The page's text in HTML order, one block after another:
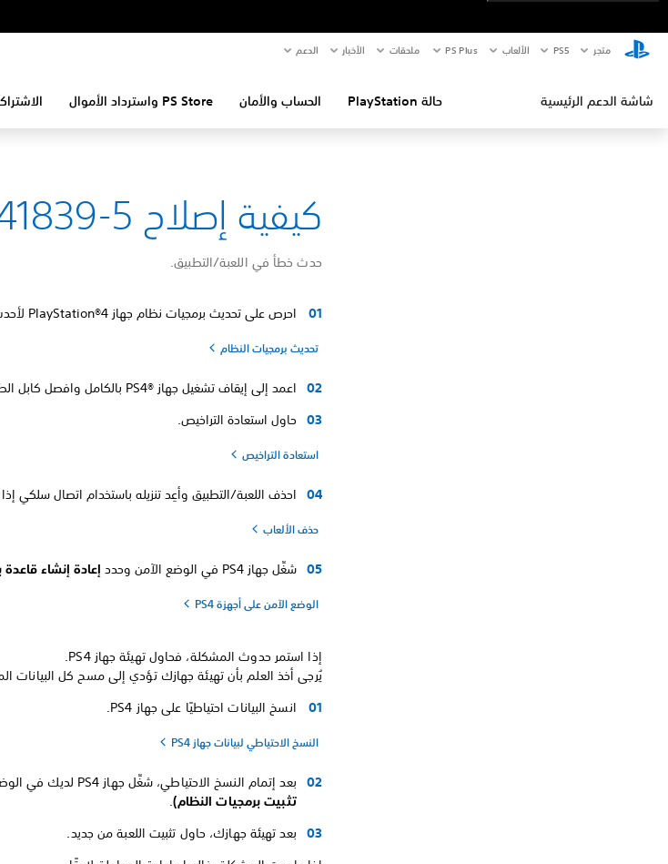
متجر PS5‏ الألعاب PS Plus ملحقات الأخبار الدعم
شاشة الدعم الرئيسية حالة PlayStation الحساب والأمان PS Store واسترداد الأموال
كيفية إصلاح CE-41839-5
حدث خطأ في اللعبة/التطبيق.
احرص على تحديث برمجيات نظام جهاز PlayStation®4 لأحدث نسخة.
تحديث برمجيات النظام
اعمد إلى إيقاف تشغيل جهاز PS4®‎ بالكامل وافصل كابل الطاقة وأعد توصيله، ثم أعِد تشغيل الجهاز.
حاول استعادة التراخيص.
استعادة التراخيص
احذف اللعبة/التطبيق وأعِد تنزيله باستخدام اتصال سلكي
حذف الألعاب
شغِّل جهاز PS4 في الوضع الآمن وحدد إعادة إنشاء قاعدة
الوضع الآمن على أجهزة PS4
إذا استمر حدوث المشكلة، فحاول تهيئة جهاز PS4.
يُرجى أخذ العلم بأن تهيئة جهازك تؤدي إلى مسح كل البيانات
انسخ البيانات احتياطيًا على جهاز PS4.
النسخ الاحتياطي لبيانات جهاز PS4
بعد إتمام النسخ الاحتياطي، شغِّل جهاز PS4 لديك في الوضع الآمن وحدد
تثبيت برمجيات النظام).
بعد تهيئة جهازك، حاول تثبيت اللعبة من جديد.